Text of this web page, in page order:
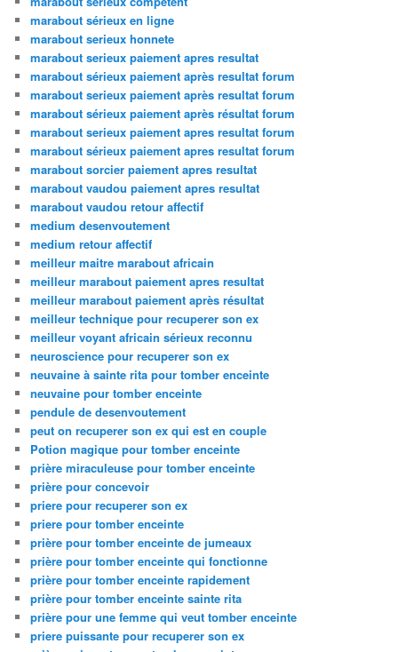
marabout sérieux en ligne
marabout serieux honnete
marabout serieux paiement apres resultat
marabout sérieux paiement après resultat forum
marabout serieux paiement après resultat forum
marabout sérieux paiement après résultat forum
marabout serieux paiement apres resultat forum
marabout sérieux paiement apres resultat forum
marabout sorcier paiement apres resultat
marabout vaudou paiement apres resultat
marabout vaudou retour affectif
medium desenvoutement
medium retour affectif
meilleur maitre marabout africain
meilleur marabout paiement apres resultat
meilleur marabout paiement après résultat
meilleur technique pour recuperer son ex
meilleur voyant africain sérieux reconnu
neuroscience pour recuperer son ex
neuvaine à sainte rita pour tomber enceinte
neuvaine pour tomber enceinte
pendule de desenvoutement
peut on recuperer son ex qui est en couple
Potion magique pour tomber enceinte
prière miraculeuse pour tomber enceinte
prière pour concevoir
priere pour recuperer son ex
priere pour tomber enceinte
prière pour tomber enceinte de jumeaux
prière pour tomber enceinte qui fonctionne
prière pour tomber enceinte rapidement
prière pour tomber enceinte sainte rita
prière pour une femme qui veut tomber enceinte
priere puissante pour recuperer son ex